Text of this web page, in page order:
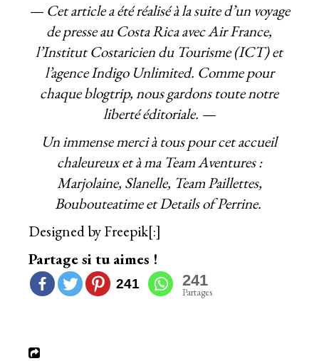
— Cet article a été réalisé à la suite d’un voyage
de presse au Costa Rica avec Air France,
l’Institut Costaricien du Tourisme (ICT) et
l’agence Indigo Unlimited. Comme pour
chaque blogtrip, nous gardons toute notre
liberté éditoriale. —
Un immense merci à tous pour cet accueil
chaleureux et à ma Team Aventures :
Marjolaine, Slanelle, Team Paillettes,
Boubouteatime et Details of Perrine.
Designed by Freepik[:]
Partage si tu aimes !
241 241
Partages